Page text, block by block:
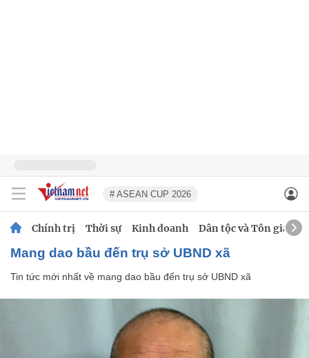
# ASEAN CUP 2026
Chính trị Thời sự Kinh doanh Dân tộc và Tôn giáo
mang dao bầu đến trụ sở UBND xã
Tin tức mới nhất về mang dao bầu đến trụ sở UBND xã